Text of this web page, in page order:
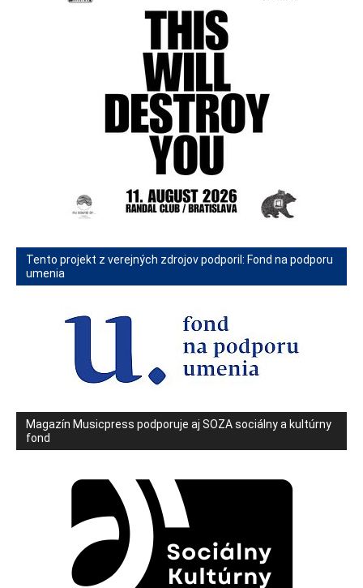
Tento projekt z verejných zdrojov podporil: Fond na podporu
umenia
Magazín Musicpress podporuje aj SOZA sociálny a kultúrny
fond